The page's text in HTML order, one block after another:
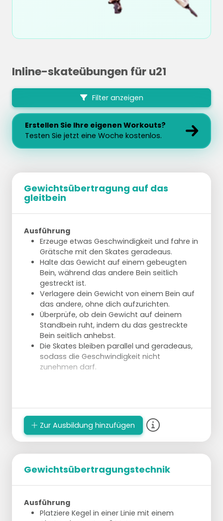
Inline-skateübungen für u21
Filter anzeigen
Erstellen Sie Ihre eigenen Workouts?
Testen Sie jetzt eine Woche kostenlos.
Gewichtsübertragung auf das
gleitbein
Ausführung
Erzeuge etwas Geschwindigkeit und fahre in
Grätsche mit den Skates geradeaus.
Halte das Gewicht auf einem gebeugten
Bein, während das andere Bein seitlich
gestreckt ist.
Verlagere dein Gewicht von einem Bein auf
das andere, ohne dich aufzurichten.
Überprüfe, ob dein Gewicht auf deinem
Standbein ruht, indem du das gestreckte
Bein seitlich anhebst.
Die Skates bleiben parallel und geradeaus,
sodass die Geschwindigkeit nicht
zunehmen darf.
Zur Ausbildung hinzufügen
Gewichtsübertragungstechnik
Ausführung
Platziere Kegel in einer Linie mit einem